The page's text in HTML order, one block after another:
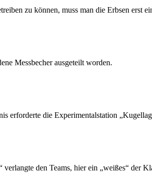
zu können, muss man die Erbsen erst
Messbecher ausgeteilt worden.
erforderte die Experimentalstation
den Teams, hier ein „weißes“ der